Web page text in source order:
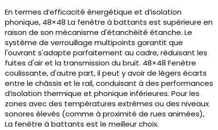
En termes d’efficacité énergétique et d’isolation
phonique, 48×48 La fenêtre à battants est supérieure en
raison de son mécanisme d'étanchéité étanche. Le
système de verrouillage multipoints garantit que
l'ouvrant s'adapte parfaitement au cadre, réduisant les
fuites d'air et la transmission du bruit. 48×48 Fenêtre
coulissante, d'autre part, il peut y avoir de légers écarts
entre le châssis et le rail, conduisant à des performances
d’isolation thermique et phonique inférieures. Pour les
zones avec des températures extrêmes ou des niveaux
sonores élevés (comme à proximité de rues animées),
La fenêtre à battants est le meilleur choix.